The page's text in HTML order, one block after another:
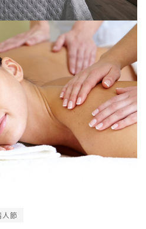
人節